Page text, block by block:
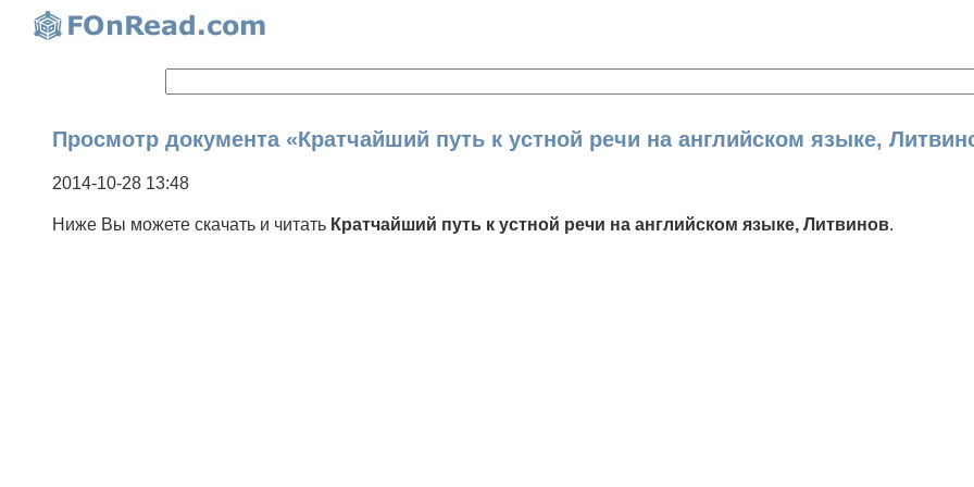
Просмотр документа «Кратчайший путь к устной речи на английском языке,
2014-10-28 13:48
Ниже Вы можете скачать и читать Кратчайший путь к устной речи на английском языке, Литвинов.